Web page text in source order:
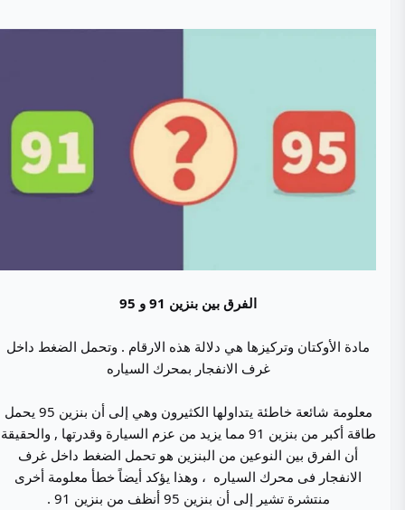
الفرق بين بنزين 91 و 95
مادة الأوكتان وتركيزها هي دلالة هذه الارقام . وتحمل الضغط داخل
غرف الانفجار بمحرك السياره
معلومة شائعة خاطئة يتداولها الكثيرون وهي إلى أن بنزين 95 يحمل
طاقة أكبر من بنزين 91 مما يزيد من عزم السيارة وقدرتها , والحقيقة
أن الفرق بين النوعين من البنزين هو تحمل الضغط داخل غرف
الانفجار فى محرك السياره ، وهذا يؤكد أيضاً خطأ معلومة أخرى
منتشرة تشير إلى أن بنزين 95 أنظف من بنزين 91 .